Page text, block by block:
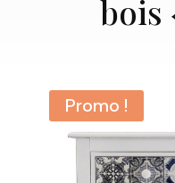
bois
Promo !